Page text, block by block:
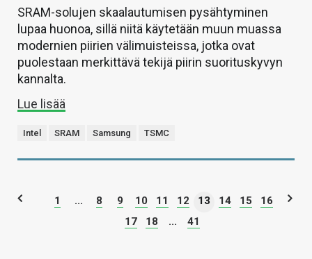
SRAM-solujen skaalautumisen pysähtyminen
lupaa huonoa, sillä niitä käytetään muun muassa
modernien piirien välimuisteissa, jotka ovat
puolestaan merkittävä tekijä piirin suorituskyvyn
kannalta.
Lue lisää
Intel SRAM Samsung TSMC
1 ... 8 9 10 11 12 13 14 15
16
17
18 ... 41